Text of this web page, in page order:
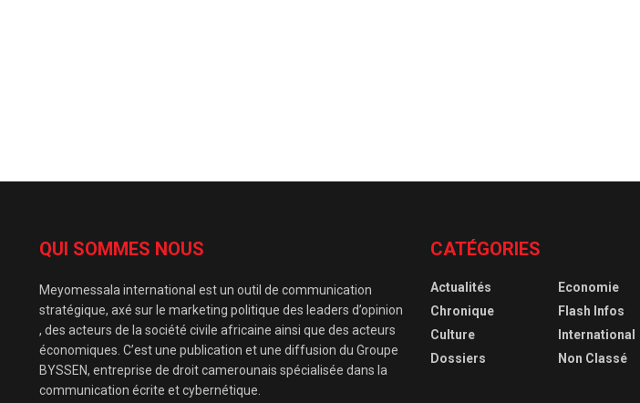
QUI SOMMES NOUS
Meyomessala international est un outil de communication
stratégique, axé sur le marketing politique des leaders d’opinion
, des acteurs de la société civile africaine ainsi que des acteurs
économiques. C’est une publication et une diffusion du Groupe
BYSSEN, entreprise de droit camerounais spécialisée dans la
communication écrite et cybernétique.
CATÉGORIES
Actualités
Chronique
Culture
Dossiers
Economie
Flash Infos
International
Non Classé